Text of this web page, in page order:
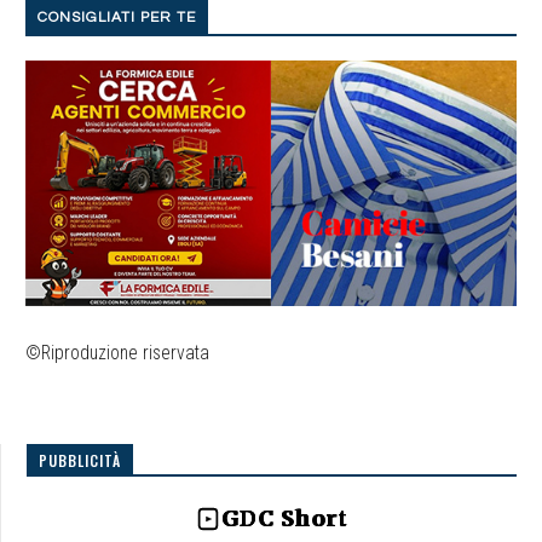
CONSIGLIATI PER TE
©Riproduzione riservata
PUBBLICITÀ
GDC Short